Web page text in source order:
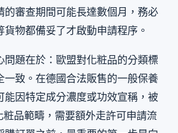
的審查期間可能長達數個月，務必
物都備妥了才啟動申請程序。
問題在於：歐盟對化粧品的分類標
一致。在德國合法販售的一般保養
能因特定成分濃度或功效宣稱，被
品範疇，需要額外走許可申請流